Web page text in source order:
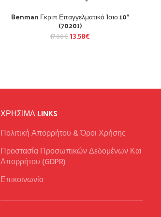
Benman Γκριπ Επαγγελματικό Ίσιο 10″
(70201)
17.00€ 13.58€
ΧΡΉΣΙΜΑ LINKS
Πολιτική Απορρήτου & Όροι Χρήσης
Προστασία Προσωπικών Δεδομένων Και
Απορρήτου (GDPR)
Επικοινωνία